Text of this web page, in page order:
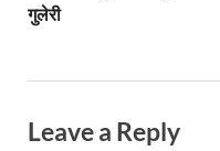
गुलेरी
Leave a Reply